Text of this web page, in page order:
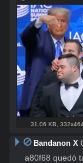
31.06 KB,
Bandanon X
a80f68 quedó